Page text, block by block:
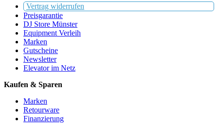
Vertrag widerrufen
Preisgarantie
DJ Store Münster
Equipment Verleih
Marken
Gutscheine
Newsletter
Elevator im Netz
Kaufen & Sparen
Marken
Retourware
Finanzierung